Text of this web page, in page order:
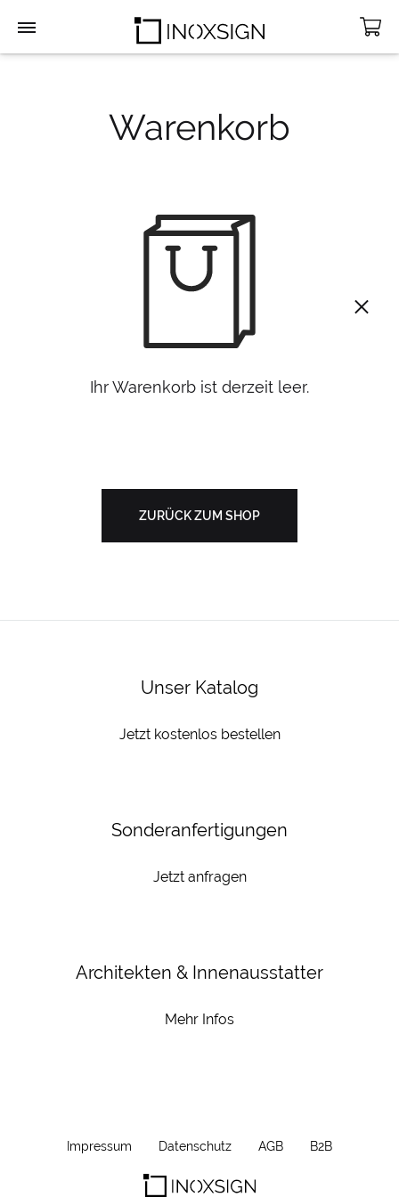
INOXSIGN
Warenkorb
Ihr Warenkorb ist derzeit leer.
ZURÜCK ZUM SHOP
Unser Katalog
Jetzt kostenlos bestellen
Sonderanfertigungen
Jetzt anfragen
Architekten & Innenausstatter
Mehr Infos
Impressum Datenschutz AGB B2B